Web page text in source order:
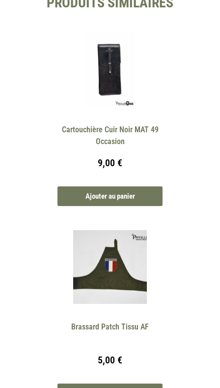
Cartouchière Cuir Noir MAT 49
Occasion
9,00 €
Ajouter au panier
Brassard Patch Tissu AF
5,00 €